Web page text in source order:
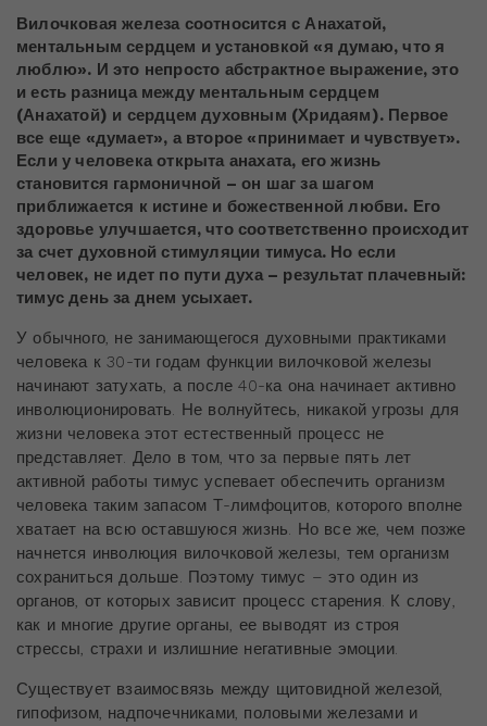
Вилочковая железа соотносится с Анахатой,
ментальным сердцем и установкой «я думаю, что я
люблю». И это непросто абстрактное выражение, это
и есть разница между ментальным сердцем
(Анахатой) и сердцем духовным (Хридаям). Первое
все еще «думает», а второе «принимает и чувствует».
Если у человека открыта анахата, его жизнь
становится гармоничной – он шаг за шагом
приближается к истине и божественной любви. Его
здоровье улучшается, что соответственно происходит
за счет духовной стимуляции тимуса. Но если
человек, не идет по пути духа – результат плачевный:
тимус день за днем усыхает.
У обычного, не занимающегося духовными практиками
человека к 30-ти годам функции вилочковой железы
начинают затухать, а после 40-ка она начинает активно
инволюционировать. Не волнуйтесь, никакой угрозы для
жизни человека этот естественный процесс не
представляет. Дело в том, что за первые пять лет
активной работы тимус успевает обеспечить организм
человека таким запасом Т-лимфоцитов, которого вполне
хватает на всю оставшуюся жизнь. Но все же, чем позже
начнется инволюция вилочковой железы, тем организм
сохраниться дольше. Поэтому тимус – это один из
органов, от которых зависит процесс старения. К слову,
как и многие другие органы, ее выводят из строя
стрессы, страхи и излишние негативные эмоции.
Существует взаимосвязь между щитовидной железой,
гипофизом, надпочечниками, половыми железами и